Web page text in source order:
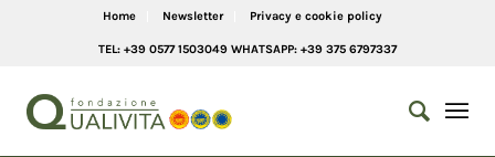
Home Newsletter Privacy e cookie policy
TEL: +39 0577 1503049 WHATSAPP: +39 375 6797337